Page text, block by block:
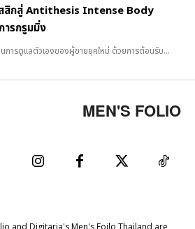
สิกสู่ Antithesis Intense Body
ารกรูมมิ่ง
ารดูแลตัวเองของผู้ชายยุคใหม่ ด้วยการต้อนรับ...
MEN'S FOLIO
and Digitaria's Men's Foilo Thailand are